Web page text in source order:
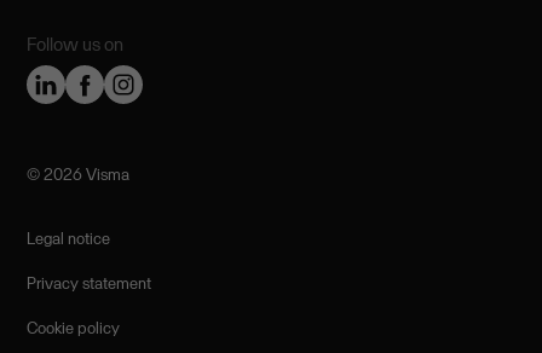
Follow us on
©️ 2026 Visma
Legal notice
Privacy statement
Cookie policy